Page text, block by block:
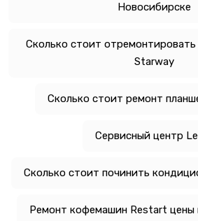
Новосибирске
Сколько стоит
Starway
Сколько стоит ремонт
Сервисный центр
Сколько стоит починить
Ремонт кофемашин Restart цены